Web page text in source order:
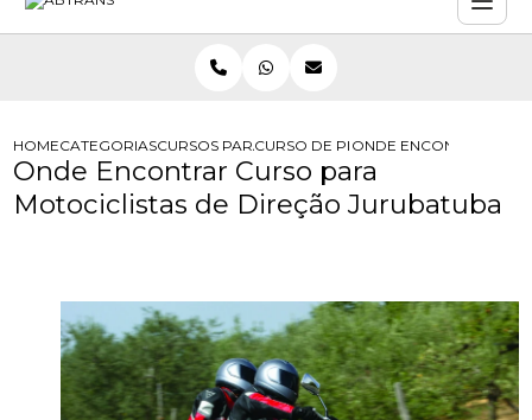
HOMECATEGORIASCURSOS PARA MOTOCICLISTAS
CURSO DE PILOTAGEM DEFENSIVA
ONDE ENCONTRAR
Onde Encontrar Curso para
Motociclistas de Direção Jurubatuba